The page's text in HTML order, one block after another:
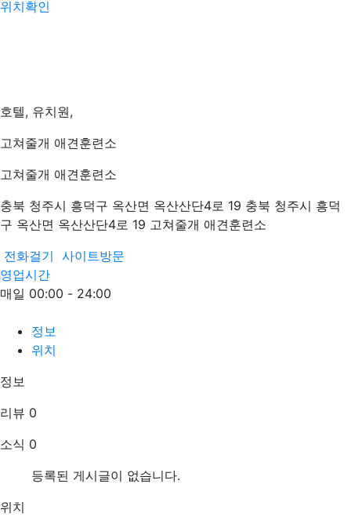
위치확인
호텔, 유치원,
고쳐줄개 애견훈련소
고쳐줄개 애견훈련소
충북 청주시 흥덕구 옥산면 옥산산단4로 19 충북 청주시 흥덕
구 옥산면 옥산산단4로 19 고쳐줄개 애견훈련소
전화걸기 사이트방문
영업시간
매일 00:00 - 24:00
정보
위치
정보
리뷰 0
소식 0
등록된 게시글이 없습니다.
위치